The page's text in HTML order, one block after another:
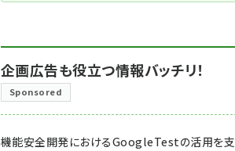
企画広告も役立つ情報バッチリ！
Sponsored
機能安全開発におけるGoogleTestの活用を支